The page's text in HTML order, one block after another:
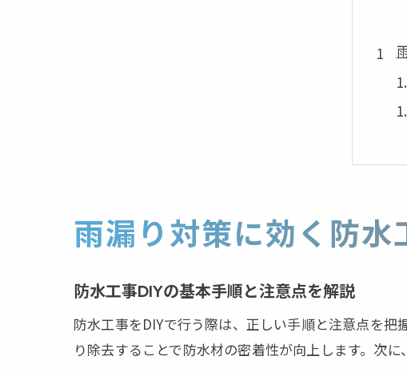
雨漏り対策に効く防水
防水工事DIYの基本手順と注意点を解説
防水工事をDIYで行う際は、正しい手順と注意点を
り除去することで防水材の密着性が向上します。次